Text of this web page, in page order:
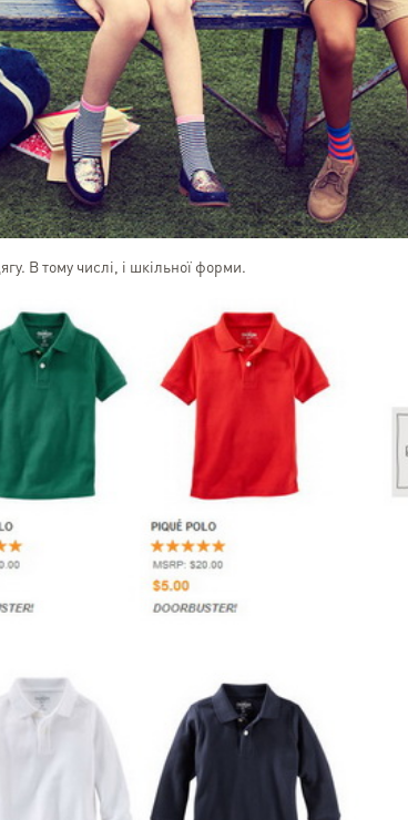
В тому числі, і шкільної форми.
Sandra Krugovikh
Kharkiv
Спасибо :) работаете
быстро! Очень приятно
Вами